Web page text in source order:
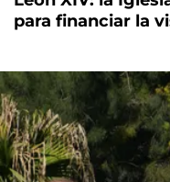
para financiar la